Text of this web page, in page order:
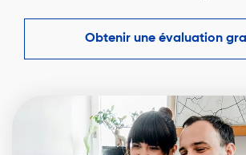
Obtenir une évaluation